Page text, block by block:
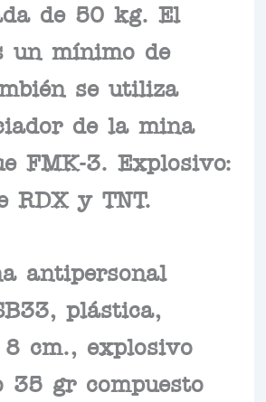
de 50 kg. El
un mínimo de
se utiliza
de la mina
FMK-3. Explosivo:
RDX y TNT.
antipersonal
plástica,
8 cm., explosivo
35 gr compuesto